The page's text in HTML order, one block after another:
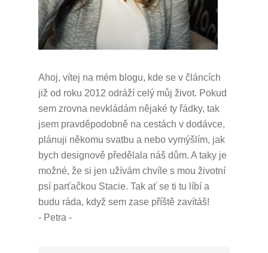
Ahoj, vítej na mém blogu, kde se v článcích
již od roku 2012 odráží celý můj život. Pokud
sem zrovna nevkládám nějaké ty řádky, tak
jsem pravděpodobně na cestách v dodávce,
plánuji někomu svatbu a nebo vymýšlím, jak
bych designově předělala náš dům. A taky je
možné, že si jen užívám chvíle s mou životní
psí parťačkou Stacie. Tak ať se ti tu líbí a
budu ráda, když sem zase příště zavítáš!
- Petra -